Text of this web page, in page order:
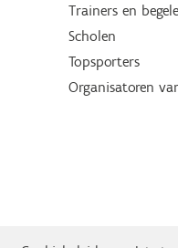
Trainers en
Scholen
Topsporters
Organisatoren